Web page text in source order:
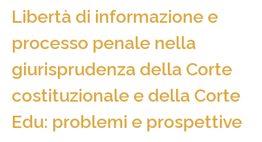
Libertà di informazione e
processo penale nella
giurisprudenza della Corte
costituzionale e della Corte
Edu: problemi e prospettive